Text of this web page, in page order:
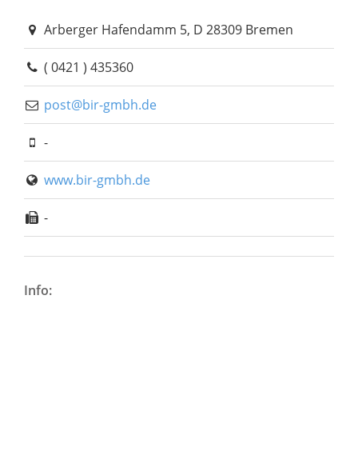
Arberger Hafendamm 5, D 28309 Bremen
( 0421 ) 435360
post@bir-gmbh.de
-
www.bir-gmbh.de
-
Info: